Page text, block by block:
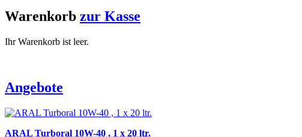
Warenkorb zur Kasse
Ihr Warenkorb ist leer.
Angebote
ARAL Turboral 10W-40 , 1 x 20 ltr.